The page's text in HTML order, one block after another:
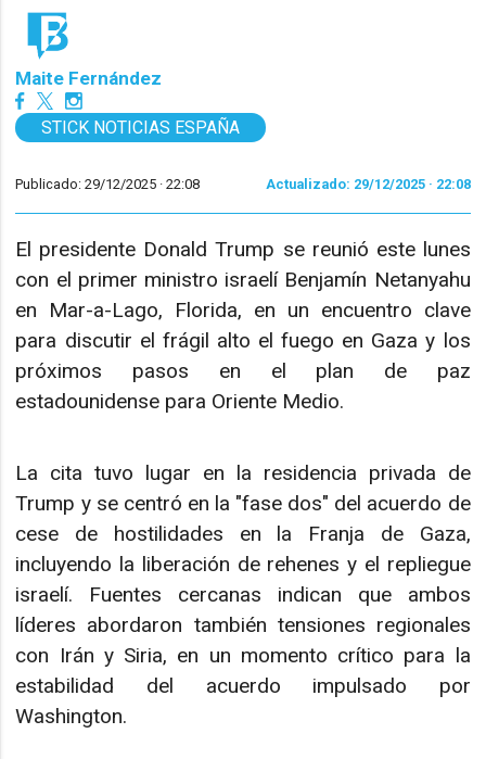
Maite Fernández
STICK NOTICIAS ESPAÑA
Publicado: 29/12/2025 ·22:08 Actualizado: 29/12/2025 · 22:08
El presidente Donald Trump se reunió este lunes
con el primer ministro israelí Benjamín Netanyahu
en Mar-a-Lago, Florida, en un encuentro clave
para discutir el frágil alto el fuego en Gaza y los
próximos pasos en el plan de paz
estadounidense para Oriente Medio.​
La cita tuvo lugar en la residencia privada de
Trump y se centró en la "fase dos" del acuerdo de
cese de hostilidades en la Franja de Gaza,
incluyendo la liberación de rehenes y el repliegue
israelí. Fuentes cercanas indican que ambos
líderes abordaron también tensiones regionales
con Irán y Siria, en un momento crítico para la
estabilidad del acuerdo impulsado por
Washington.​